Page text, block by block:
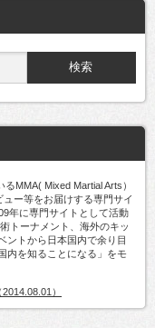
MMA( Mixed Martial Arts）
ー等をお届けする専門サイ
年に専門サイトとして活動
トーナメント、海外のキッ
ントから日本国内で余り目
内を知ることになる」をモ
）